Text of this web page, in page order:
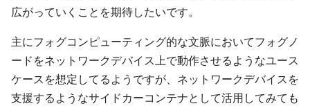
広がっていくことを期待したいです。
主にフォグコンピューティング的な文脈においてフォグノ
ードをネットワークデバイス上で動作させるようなユース
ケースを想定してるようですが、ネットワークデバイスを
支援するようなサイドカーコンテナとして活用してみても